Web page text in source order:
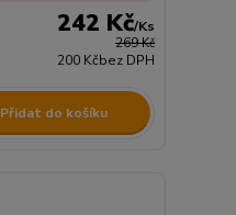
269 Kč
242 Kč/Ks
200 Kčbez DPH
Přidat do košíku